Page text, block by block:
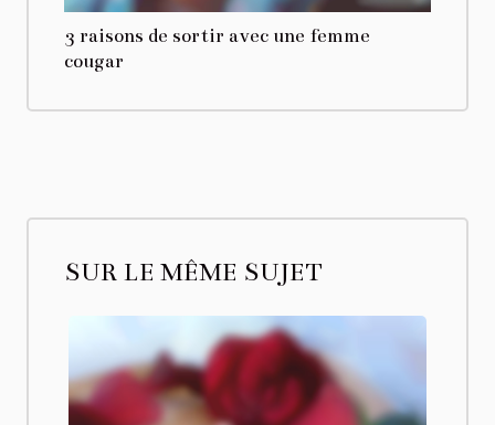
3 raisons de sortir avec une femme
cougar
SUR LE MÊME SUJET